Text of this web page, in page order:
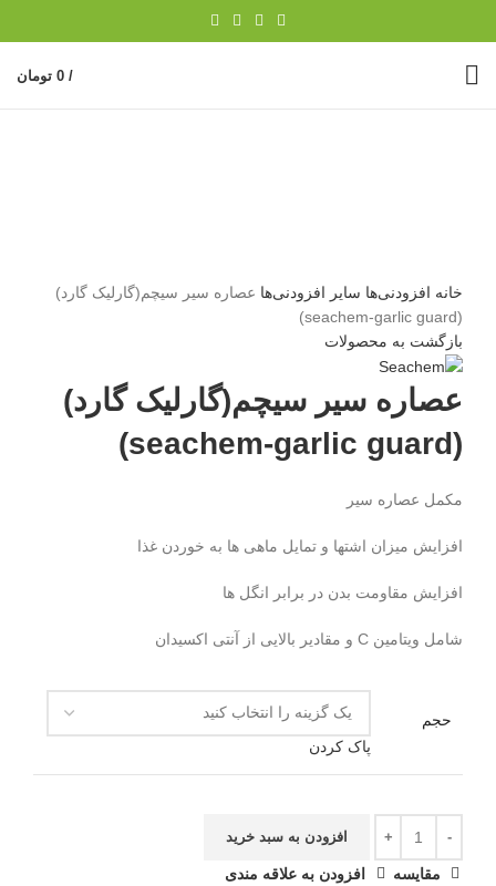
/
0 تومان
خانه افزودنی‌ها سایر افزودنی‌ها عصاره سیر سیچم(گارلیک گارد)
(seachem-garlic guard)
بازگشت به محصولات
عصاره سیر سیچم(گارلیک گارد)
(seachem-garlic guard)
مکمل عصاره سیر
افزایش میزان اشتها و تمایل ماهی ها به خوردن غذا
افزایش مقاومت بدن در برابر انگل ها
شامل ویتامین C و مقادیر بالایی از آنتی اکسیدان
حجم
پاک کردن
افزودن به سبد خرید
مقايسه
افزودن به علاقه مندی